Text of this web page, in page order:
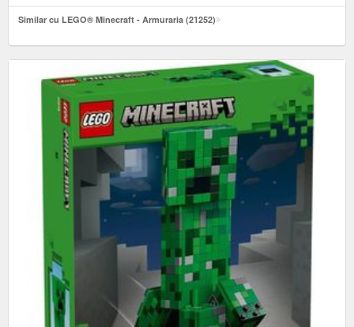
Similar cu LEGO® Minecraft - Armuraria (21252)